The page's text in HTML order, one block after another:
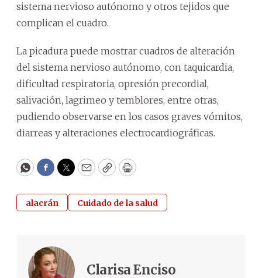
sistema nervioso autónomo y otros tejidos que
complican el cuadro.
La picadura puede mostrar cuadros de alteración
del sistema nervioso autónomo, con taquicardia,
dificultad respiratoria, opresión precordial,
salivación, lagrimeo y temblores, entre otras,
pudiendo observarse en los casos graves vómitos,
diarreas y alteraciones electrocardiográficas.
WhatsApp
Facebook
Twitter
EmailCopyPrint
alacrán Cuidado de la salud
Clarisa Enciso